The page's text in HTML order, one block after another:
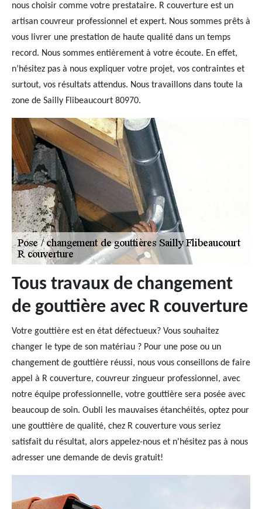
nous choisir comme votre prestataire. R couverture est un
artisan couvreur professionnel et expert. Nous sommes prêts à
vous livrer une prestation de haute qualité dans un temps
record. Nous sommes entièrement à votre écoute. En effet,
n’hésitez pas à nous expliquer votre projet, vos contraintes et
surtout, vos résultats attendus. Nous travaillons dans toute la
zone de Sailly Flibeaucourt 80970.
Tous travaux de changement
de gouttière avec R couverture
Votre gouttière est en état défectueux? Vous souhaitez
changer le type de son matériau ? Pour une pose ou un
changement de gouttière réussi, nous vous conseillons de faire
appel à R couverture, couvreur zingueur professionnel, avec
notre équipe professionnelle, votre gouttière sera posée avec
beaucoup de soin. Oubli les mauvaises étanchéités, optez pour
une gouttière de qualité, chez R couverture vous seriez
satisfait du résultat, alors appelez-nous et n'hésitez pas à nous
adresser une demande de devis gratuit!